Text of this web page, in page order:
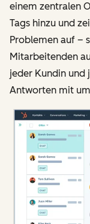
einem zentralen
Tags hinzu und
Problemen auf –
Mitarbeitenden
jeder Kundin und
Antworten mit